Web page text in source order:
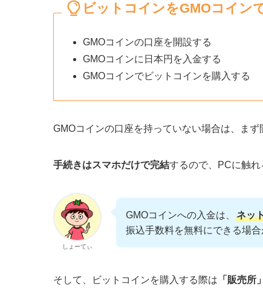
ビットコインをGMOコイン
GMOコインの口座を開設する
GMOコインに日本円を入金する
GMOコインでビットコインを購入する
GMOコインの口座を持っていない場合は、まず
手続きはスマホだけで完結するので、PCに触れ
しょーてぃ
GMOコインへの入金は、 ネッ
振込手数料を無料にできる場合
そして、ビットコインを購入する際は 「販売所